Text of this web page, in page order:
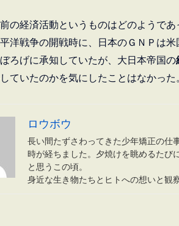
の経済活動というものはどのようであ
洋戦争の開戦時に、日本のＧＮＰは
ろげに承知していたが、大日本帝国の
ていたのかを気にしたことはなかった
ロウボウ
長い間たずさわってきた少年矯正の仕
時が経ちました。夕焼けを眺めるたび
と思うこの頃。
身近な生き物たちとヒトへの想いと観